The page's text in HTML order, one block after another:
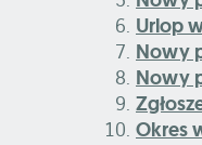
Urlop
Nowy
Nowy
Okres